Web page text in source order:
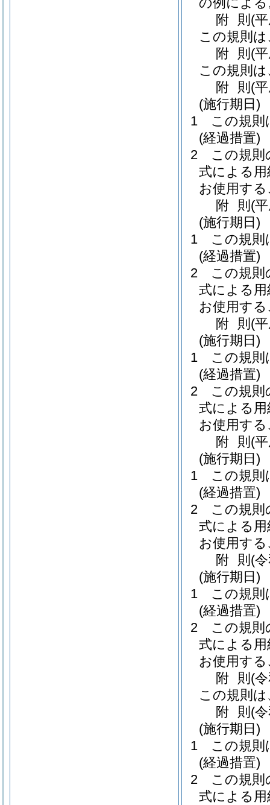
附 則 (
この規則
附 則 (
この規則
附 則 (
(施行期日)
1
この規則
(経過措置)
2
この規則
式による
お使用す
附 則 (
(施行期日)
1
この規則
(経過措置)
2
この規則
式による
お使用す
附 則 (
(施行期日)
1
この規則
(経過措置)
2
この規則
式による
お使用す
附 則 (
(施行期日)
1
この規則
(経過措置)
2
この規則
式による
お使用す
附 則 (
(施行期日)
1
この規則
(経過措置)
2
この規則
式による
お使用す
附 則 (
この規則
附 則 (
(施行期日)
1
この規則
(経過措置)
2
この規則
式による